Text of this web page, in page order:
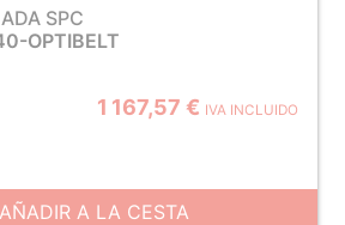
SPC
OPTIBELT
1 167,57 € IVA INCLUIDO
AÑADIR A LA CESTA